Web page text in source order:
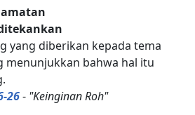
yang diberikan kepada tema
menunjukkan bahwa hal itu
26- "Keinginan Roh"